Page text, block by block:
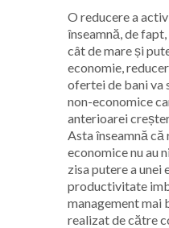
O reducere a
înseamnă, de
cât de mare și
economie,
ofertei de bani
non-economice
anterioarei
Asta înseamnă că
economice nu au
zisa putere a unei
productivitate
management mai
realizat de către